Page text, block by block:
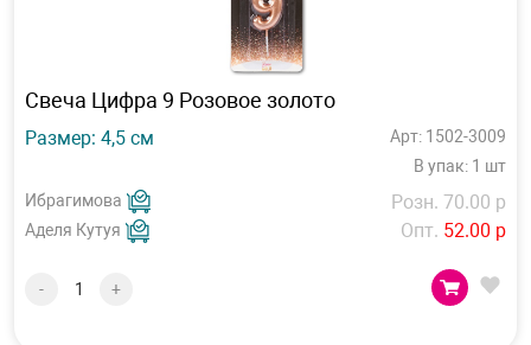
Свеча Цифра 9 Розовое золото
Размер: 4,5 см
Арт: 1502-3009
В упак: 1 шт
Ибрагимова
Аделя Кутуя
Розн. 70.00 р
Опт. 52.00 р
- +